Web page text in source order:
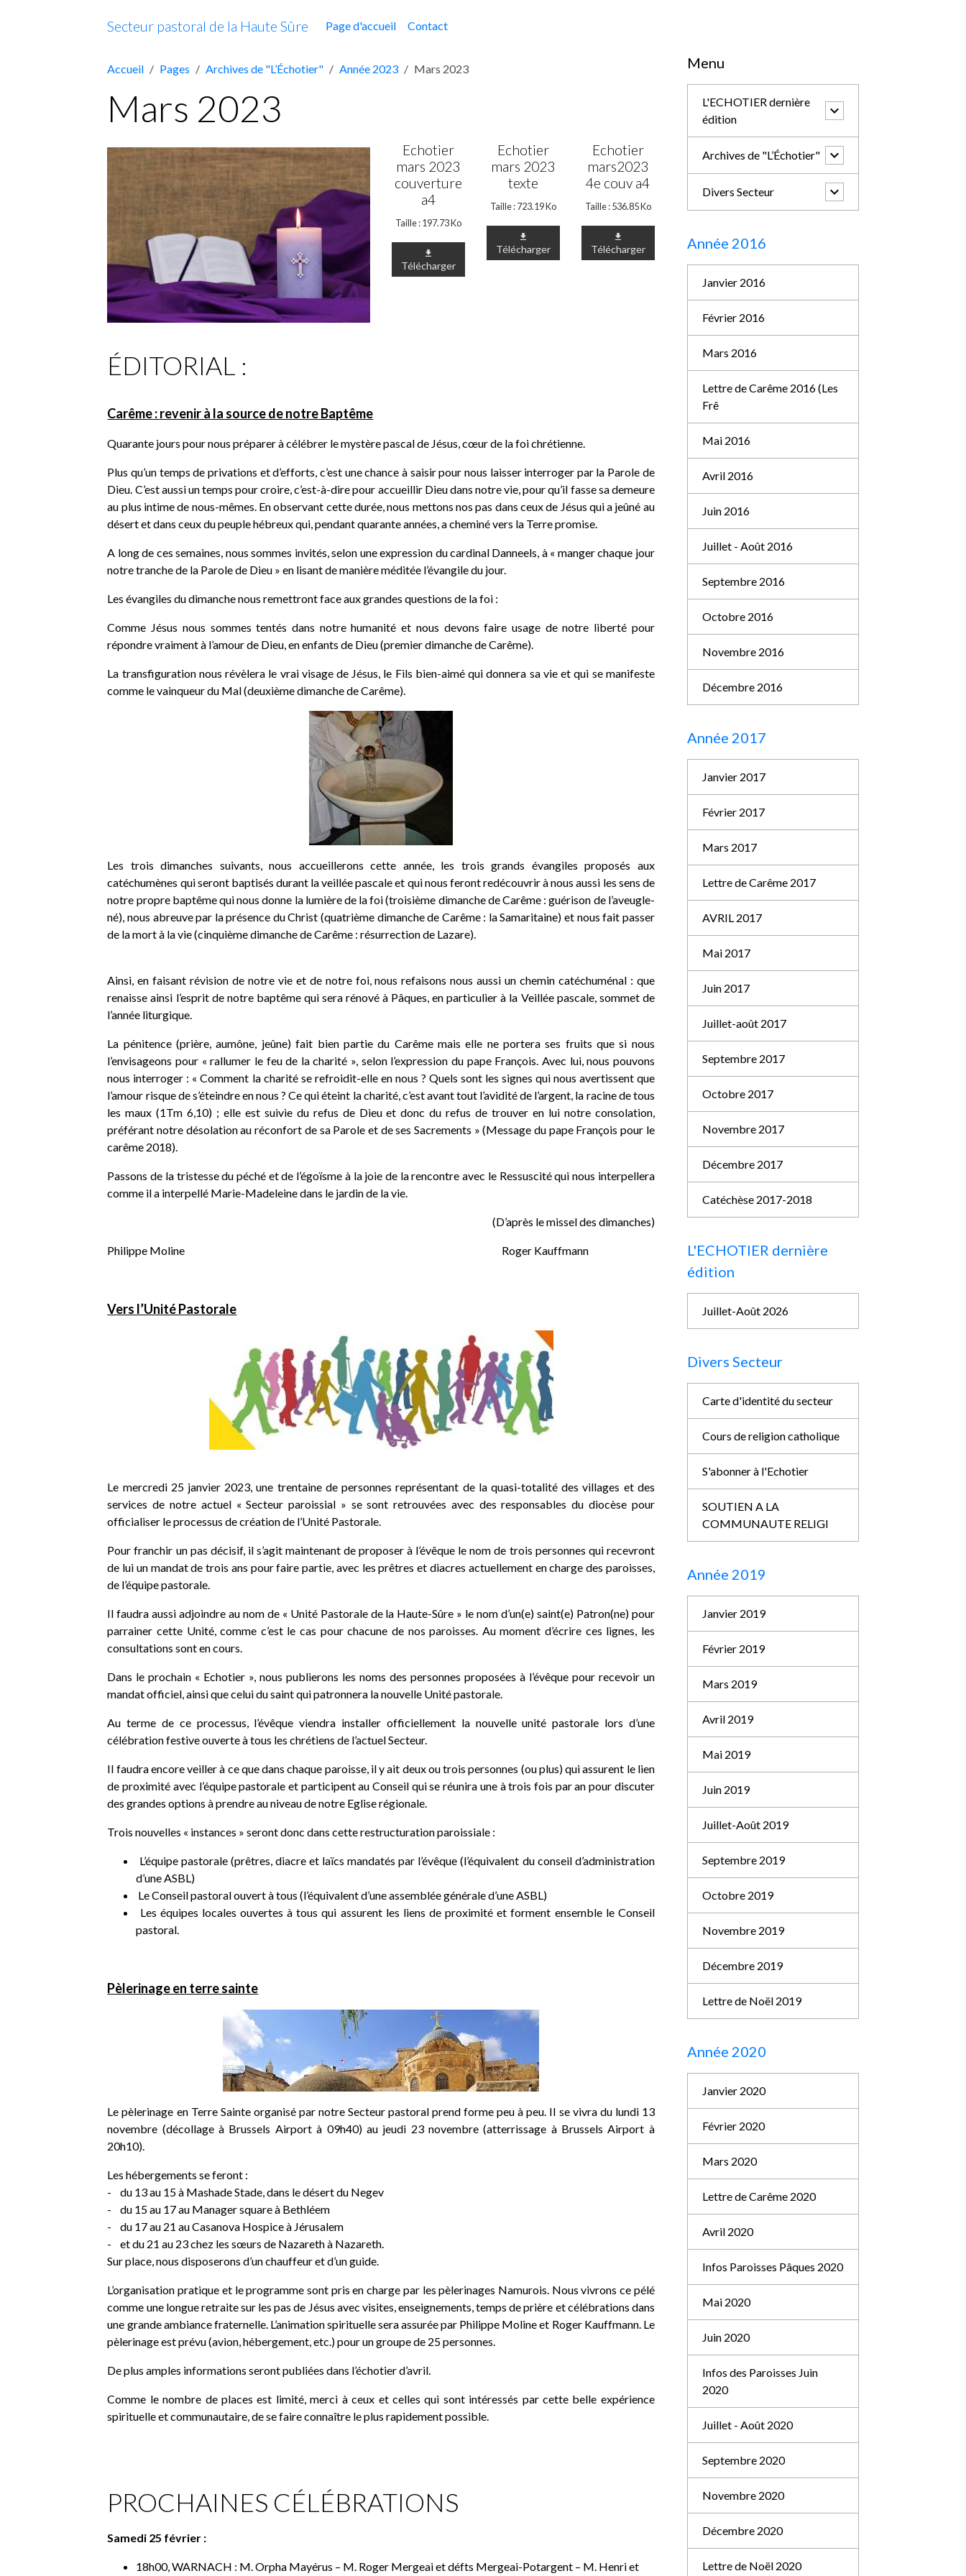
Secteur pastoral de la Haute Sûre Page d'accueil Contact
Accueil Pages Archives de "L’Échotier" Année 2023 Mars 2023
Mars 2023
Echotier
mars 2023
couverture
a4
Taille : 197.73 Ko
Télécharger
Echotier
mars 2023
texte
Taille : 723.19 Ko
Télécharger
Echotier
mars2023
4e couv a4
Taille : 536.85 Ko
Télécharger
ÉDITORIAL :
Carême : revenir à la source de notre Baptême
Quarante jours pour nous préparer à célébrer le mystère pascal de Jésus, cœur de la foi chrétienne.
Plus qu’un temps de privations et d’efforts, c’est une chance à saisir pour nous laisser interroger par la Parole de
Dieu. C’est aussi un temps pour croire, c’est-à-dire pour accueillir Dieu dans notre vie, pour qu’il fasse sa demeure
au plus intime de nous-mêmes. En observant cette durée, nous mettons nos pas dans ceux de Jésus qui a jeûné au
désert et dans ceux du peuple hébreux qui, pendant quarante années, a cheminé vers la Terre promise.
A long de ces semaines, nous sommes invités, selon une expression du cardinal Danneels, à « manger chaque jour
notre tranche de la Parole de Dieu » en lisant de manière méditée l’évangile du jour.
Les évangiles du dimanche nous remettront face aux grandes questions de la foi :
Comme Jésus nous sommes tentés dans notre humanité et nous devons faire usage de notre liberté pour
répondre vraiment à l’amour de Dieu, en enfants de Dieu (premier dimanche de Carême).
La transfiguration nous révèlera le vrai visage de Jésus, le Fils bien-aimé qui donnera sa vie et qui se manifeste
comme le vainqueur du Mal (deuxième dimanche de Carême).
Les trois dimanches suivants, nous accueillerons cette année, les trois grands évangiles proposés aux
catéchumènes qui seront baptisés durant la veillée pascale et qui nous feront redécouvrir à nous aussi les sens de
notre propre baptême qui nous donne la lumière de la foi (troisième dimanche de Carême : guérison de l’aveugle-
né), nous abreuve par la présence du Christ (quatrième dimanche de Carême : la Samaritaine) et nous fait passer
de la mort à la vie (cinquième dimanche de Carême : résurrection de Lazare).
Ainsi, en faisant révision de notre vie et de notre foi, nous refaisons nous aussi un chemin catéchuménal : que
renaisse ainsi l’esprit de notre baptême qui sera rénové à Pâques, en particulier à la Veillée pascale, sommet de
l’année liturgique.
La pénitence (prière, aumône, jeûne) fait bien partie du Carême mais elle ne portera ses fruits que si nous
l’envisageons pour « rallumer le feu de la charité », selon l’expression du pape François. Avec lui, nous pouvons
nous interroger : « Comment la charité se refroidit-elle en nous ? Quels sont les signes qui nous avertissent que
l’amour risque de s’éteindre en nous ? Ce qui éteint la charité, c’est avant tout l’avidité de l’argent, la racine de tous
les maux (1Tm 6,10) ; elle est suivie du refus de Dieu et donc du refus de trouver en lui notre consolation,
préférant notre désolation au réconfort de sa Parole et de ses Sacrements » (Message du pape François pour le
carême 2018).
Passons de la tristesse du péché et de l’égoïsme à la joie de la rencontre avec le Ressuscité qui nous interpellera
comme il a interpellé Marie-Madeleine dans le jardin de la vie.
(D’après le missel des dimanches)
Philippe Moline Roger Kauffmann
Vers l’Unité Pastorale
Le mercredi 25 janvier 2023, une trentaine de personnes représentant de la quasi-totalité des villages et des
services de notre actuel « Secteur paroissial » se sont retrouvées avec des responsables du diocèse pour
officialiser le processus de création de l’Unité Pastorale.
Pour franchir un pas décisif, il s’agit maintenant de proposer à l’évêque le nom de trois personnes qui recevront
de lui un mandat de trois ans pour faire partie, avec les prêtres et diacres actuellement en charge des paroisses,
de l’équipe pastorale.
Il faudra aussi adjoindre au nom de « Unité Pastorale de la Haute-Sûre » le nom d’un(e) saint(e) Patron(ne) pour
parrainer cette Unité, comme c’est le cas pour chacune de nos paroisses. Au moment d’écrire ces lignes, les
consultations sont en cours.
Dans le prochain « Echotier », nous publierons les noms des personnes proposées à l’évêque pour recevoir un
mandat officiel, ainsi que celui du saint qui patronnera la nouvelle Unité pastorale.
Au terme de ce processus, l’évêque viendra installer officiellement la nouvelle unité pastorale lors d’une
célébration festive ouverte à tous les chrétiens de l’actuel Secteur.
Il faudra encore veiller à ce que dans chaque paroisse, il y ait deux ou trois personnes (ou plus) qui assurent le lien
de proximité avec l’équipe pastorale et participent au Conseil qui se réunira une à trois fois par an pour discuter
des grandes options à prendre au niveau de notre Eglise régionale.
Trois nouvelles « instances » seront donc dans cette restructuration paroissiale :
L’équipe pastorale (prêtres, diacre et laïcs mandatés par l’évêque (l’équivalent du conseil d’administration
d’une ASBL)
Le Conseil pastoral ouvert à tous (l’équivalent d’une assemblée générale d’une ASBL)
Les équipes locales ouvertes à tous qui assurent les liens de proximité et forment ensemble le Conseil
pastoral.
Pèlerinage en terre sainte
Le pèlerinage en Terre Sainte organisé par notre Secteur pastoral prend forme peu à peu. Il se vivra du lundi 13
novembre (décollage à Brussels Airport à 09h40) au jeudi 23 novembre (atterrissage à Brussels Airport à
20h10).
Les hébergements se feront :
- du 13 au 15 à Mashade Stade, dans le désert du Negev
- du 15 au 17 au Manager square à Bethléem
- du 17 au 21 au Casanova Hospice à Jérusalem
- et du 21 au 23 chez les sœurs de Nazareth à Nazareth.
Sur place, nous disposerons d’un chauffeur et d’un guide.
L’organisation pratique et le programme sont pris en charge par les pèlerinages Namurois. Nous vivrons ce pélé
comme une longue retraite sur les pas de Jésus avec visites, enseignements, temps de prière et célébrations dans
une grande ambiance fraternelle. L’animation spirituelle sera assurée par Philippe Moline et Roger Kauffmann.Le
pèlerinage est prévu (avion, hébergement, etc.) pour un groupe de 25 personnes.
De plus amples informations seront publiées dans l’échotier d’avril.
Comme le nombre de places est limité, merci à ceux et celles qui sont intéressés par cette belle expérience
spirituelle et communautaire, de se faire connaître le plus rapidement possible.
PROCHAINES CÉLÉBRATIONS
Samedi 25 février :
18h00, WARNACH : M. Orpha Mayérus – M. Roger Mergeai et défts Mergeai-Potargent – M. Henri et
Menu
L'ECHOTIER dernière
édition
Archives de "L’Échotier"
Divers Secteur
Année 2016
Janvier 2016
Février 2016
Mars 2016
Lettre de Carême 2016 (Les
Frê
Mai 2016
Avril 2016
Juin 2016
Juillet - Août 2016
Septembre 2016
Octobre 2016
Novembre 2016
Décembre 2016
Année 2017
Janvier 2017
Février 2017
Mars 2017
Lettre de Carême 2017
AVRIL 2017
Mai 2017
Juin 2017
Juillet-août 2017
Septembre 2017
Octobre 2017
Novembre 2017
Décembre 2017
Catéchèse 2017-2018
L'ECHOTIER dernière
édition
Juillet-Août 2026
Divers Secteur
Carte d'identité du secteur
Cours de religion catholique
S'abonner à l'Echotier
SOUTIEN A LA
COMMUNAUTE RELIGI
Année 2019
Janvier 2019
Février 2019
Mars 2019
Avril 2019
Mai 2019
Juin 2019
Juillet-Août 2019
Septembre 2019
Octobre 2019
Novembre 2019
Décembre 2019
Lettre de Noël 2019
Année 2020
Janvier 2020
Février 2020
Mars 2020
Lettre de Carême 2020
Avril 2020
Infos Paroisses Pâques 2020
Mai 2020
Juin 2020
Infos des Paroisses Juin
2020
Juillet - Août 2020
Septembre 2020
Novembre 2020
Décembre 2020
Lettre de Noël 2020